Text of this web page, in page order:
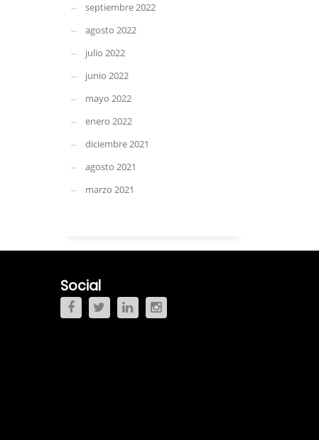
septiembre 2022
agosto 2022
julio 2022
junio 2022
mayo 2022
enero 2022
diciembre 2021
agosto 2021
marzo 2021
Social